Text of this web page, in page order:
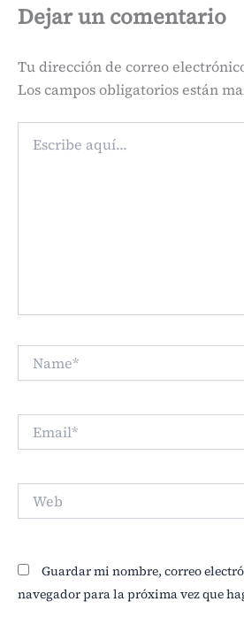
Dejar un comentario
Tu dirección de correo
Los campos obligatorios están
aquí...
Guardar mi nombre, correo
navegador para la próxima vez que